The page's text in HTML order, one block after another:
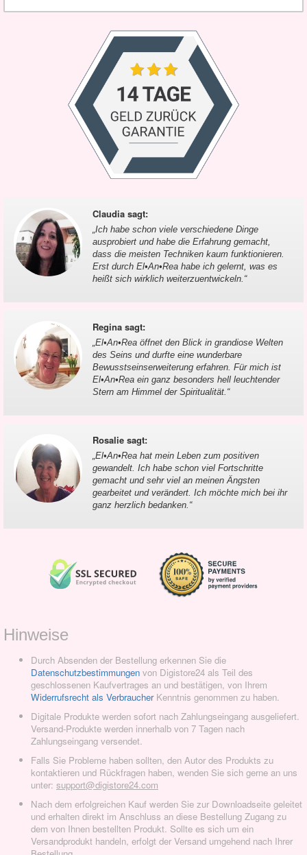
Claudia sagt:
Ich habe schon viele verschiedene Dinge
ausprobiert und habe die Erfahrung gemacht,
dass die meisten Techniken kaum funktionieren.
Erst durch El•An•Rea habe ich gelernt, was es
heißt sich wirklich weiterzuentwickeln. “
Regina sagt:
El•An•Rea öffnet den Blick in grandiose Welten
des Seins und durfte eine wunderbare
Bewusstseinserweiterung erfahren. Für mich ist
El•An•Rea ein ganz besonders hell leuchtender
Stern am Himmel der Spiritualität. “
Rosalie sagt:
El•An•Rea hat mein Leben zum positiven
gewandelt. Ich habe schon viel Fortschritte
gemacht und sehr viel an meinen Ängsten
gearbeitet und verändert. Ich möchte mich bei ihr
ganz herzlich bedanken. “
Hinweise
Durch Absenden der Bestellung erkennen Sie die
Datenschutzbestimmungen von Digistore24 als Teil des
geschlossenen Kaufvertrages an und bestätigen, von Ihrem
Widerrufsrecht als VerbraucherKenntnis genommen zu haben.
Digitale Produkte werden sofort nach Zahlungseingang ausgeliefert.
Versand-Produkte werden innerhalb von 7 Tagen nach
Zahlungseingang versendet.
Falls Sie Probleme haben sollten, den Autor des Produkts zu
kontaktieren und Rückfragen haben, wenden Sie sich gerne an uns
unter: support@digistore24.com
Nach dem erfolgreichen Kauf werden Sie zur Downloadseite geleitet
und erhalten direkt im Anschluss an diese Bestellung Zugang zu
dem von Ihnen bestellten Produkt. Sollte es sich um ein
Versandprodukt handeln, erfolgt der Versand umgehend nach Ihrer